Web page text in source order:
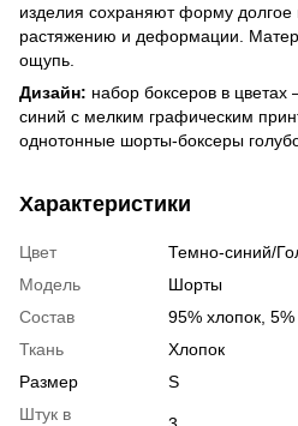
изделия сохраняют форму долгое
растяжению и деформации.
ощупь.
Дизайн: набор боксеров в
синий с мелким графическим
однотонные шорты-боксеры
Характеристики
Цвет
Темно-синий/
Модель
Шорты
Состав
95% хлопок, 5%
Ткань
Хлопок
Размер
S
Штук в